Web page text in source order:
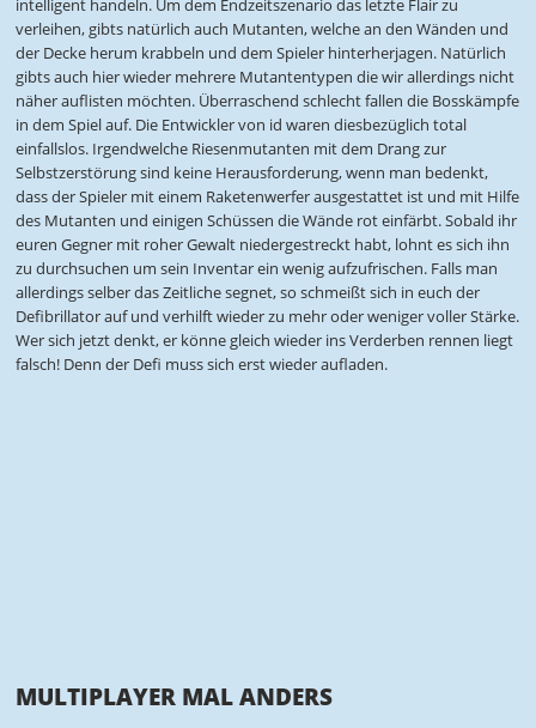
intelligent handeln. Um dem Endzeitszenario das letzte Flair zu
verleihen, gibts natürlich auch Mutanten, welche an den Wänden und
der Decke herum krabbeln und dem Spieler hinterherjagen. Natürlich
gibts auch hier wieder mehrere Mutantentypen die wir allerdings nicht
näher auflisten möchten. Überraschend schlecht fallen die Bosskämpfe
in dem Spiel auf. Die Entwickler von id waren diesbezüglich total
einfallslos. Irgendwelche Riesenmutanten mit dem Drang zur
Selbstzerstörung sind keine Herausforderung, wenn man bedenkt,
dass der Spieler mit einem Raketenwerfer ausgestattet ist und mit Hilfe
des Mutanten und einigen Schüssen die Wände rot einfärbt. Sobald ihr
euren Gegner mit roher Gewalt niedergestreckt habt, lohnt es sich ihn
zu durchsuchen um sein Inventar ein wenig aufzufrischen. Falls man
allerdings selber das Zeitliche segnet, so schmeißt sich in euch der
Defibrillator auf und verhilft wieder zu mehr oder weniger voller Stärke.
Wer sich jetzt denkt, er könne gleich wieder ins Verderben rennen liegt
falsch! Denn der Defi muss sich erst wieder aufladen.
MULTIPLAYER MAL ANDERS